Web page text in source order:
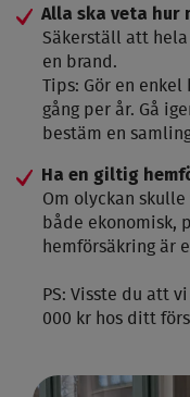
Alla ska veta hur
Säkerställ att
en brand.
Tips: Gör en
gång per år. Gå
bestäm en
Ha en giltig
Om olyckan
både ekonomisk,
hemförsäkring är
PS: Visste du att
000 kr hos ditt